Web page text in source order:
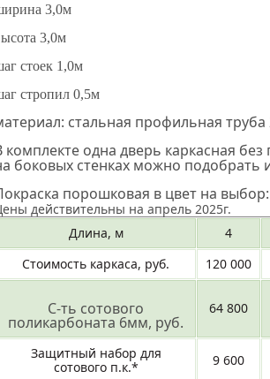
3,0м
3,0м
стоек 1,0м
стропил 0,5м
стальная профильная
комплекте одна дверь каркасная
боковых стенках можно подобрать
порошковая в цвет на
действительны на апрель 2025г.
Длина, м
4
Стоимость каркаса, руб.
120 000
С-ть сотового
поликарбоната 6мм, руб.
64 800
Защитный набор для
сотового п.к.*
9 600